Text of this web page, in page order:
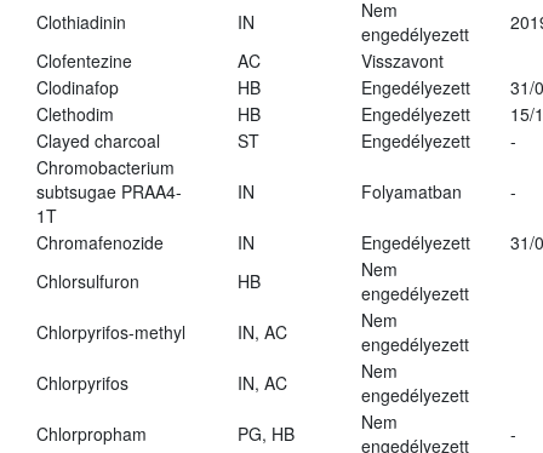
Clothiadinin
IN
Nem
engedélyezett
Clofentezine
AC
Visszavont
Clodinafop
HB Engedélyezett
31/
Clethodim
HB Engedélyezett
15/
Clayed charcoal
ST Engedélyezett
-
Chromobacterium
subtsugae PRAA4-
1T
IN Folyamatban -
Chromafenozide IN Engedélyezett
31/
Chlorsulfuron
HB
Nem
engedélyezett
Chlorpyrifos-methyl
IN, AC
Nem
engedélyezett
Chlorpyrifos
IN, AC
Nem
engedélyezett
Chlorpropham
PG, HB
Nem
engedélyezett
-